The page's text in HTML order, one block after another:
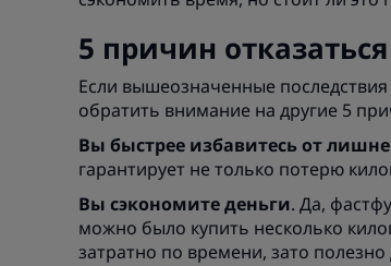
5 причин
Если вышеозначенные
обратить внимание на другие 5
Вы быстрее избавитесь от
гарантирует не только потерю
Вы сэкономите деньги. Да,
можно было купить несколько
затратно по времени, зато полезно